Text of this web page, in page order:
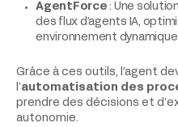
AgentForce: Une
des flux d’agents IA,
environnement
Grâce à ces outils, l’agent
l’automatisation des
prendre des décisions et
autonomie.